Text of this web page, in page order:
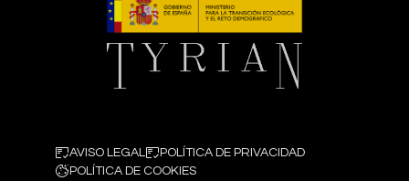
AVISO LEGAL
POLÍTICA DE PRIVACIDAD
POLÍTICA DE COOKIES